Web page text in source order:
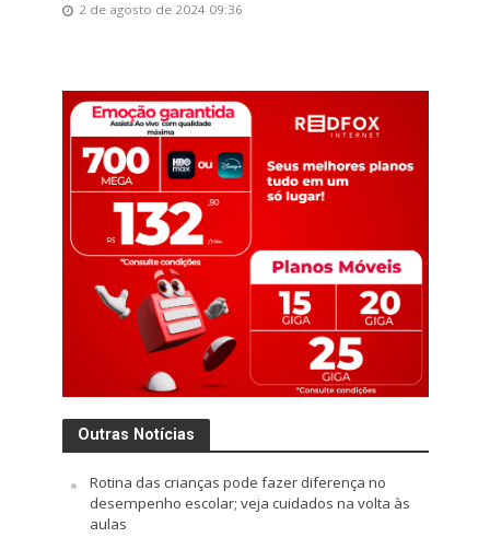
2 de agosto de 2024 09:36
Outras Notícias
Rotina das crianças pode fazer diferença no
desempenho escolar; veja cuidados na volta às
aulas